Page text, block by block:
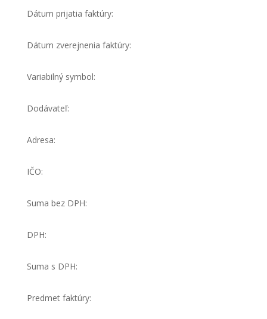
Dátum prijatia faktúry:
Dátum zverejnenia faktúry:
Variabilný symbol:
Dodávateľ:
Adresa:
IČO:
Suma bez DPH:
DPH:
Suma s DPH:
Predmet faktúry: